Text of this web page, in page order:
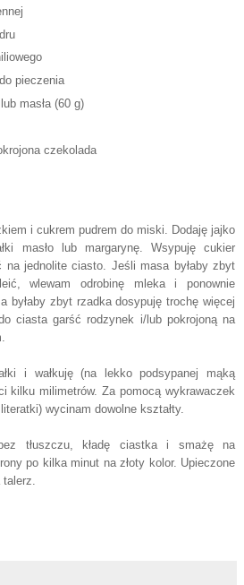
pieczenia
masła (60 g)
czekolada
i cukrem pudrem do miski. Dodaję jajko
masło lub margarynę. Wsypuję cukier
na jednolite ciasto. Jeśli masa byłaby zbyt
wlewam odrobinę mleka i ponownie
byłaby zbyt rzadka dosypuję trochę więcej
ciasta garść rodzynek i/lub pokrojoną na
i wałkuję (na lekko podsypanej mąką
kilku milimetrów. Za pomocą wykrawaczek
wycinam dowolne kształty.
tłuszczu, kładę ciastka i smażę na
po kilka minut na złoty kolor. Upieczone
talerz.